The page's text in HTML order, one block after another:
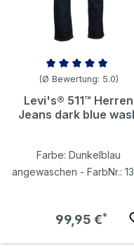
Durchschnittliche
(Ø Bewertung: 5.0)
Levi's® 511™ Herren
Jeans dark blue
Farbe: Dunkelblau
angewaschen - FarbNr.:
Regulärer
99,95 €